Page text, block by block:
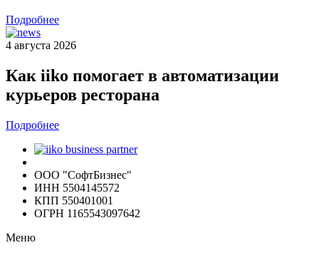
Подробнее
4 августа 2026
Как iiko помогает в автоматизации
курьеров ресторана
Подробнее
ООО "СофтБизнес"
ИНН 5504145572
КПП 550401001
ОГРН 1165543097642
Меню